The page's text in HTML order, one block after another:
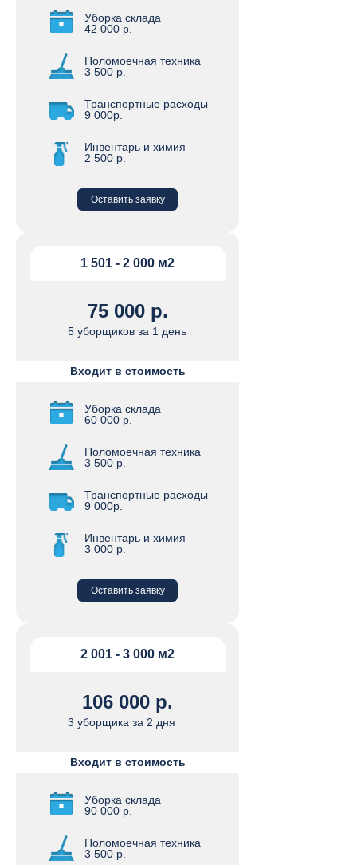
Уборка склада
42 000 р.
Транспортные расходы
9 000р.
Инвентарь и химия
2 500 р.
Оставить заявку
Поломоечная техника
3 500 р.
1 501 - 2 000 м2
75 000 р.
Входит в стоимость
Уборка склада
60 000 р.
Транспортные расходы
9 000р.
Инвентарь и химия
3 000 р.
Оставить заявку
Поломоечная техника
3 500 р.
5 уборщиков за 1 день
2 001 - 3 000 м2
106 000 р.
Входит в стоимость
Уборка склада
90 000 р.
Поломоечная техника
3 500 р.
3 уборщика за 2 дня